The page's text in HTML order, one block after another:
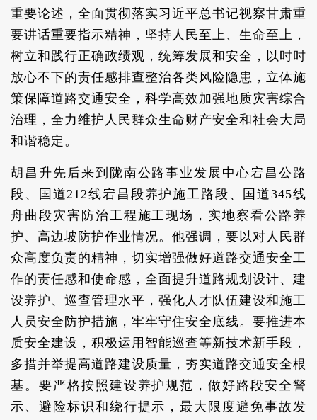
重要论述，全面贯彻落实习近平总书记视察甘肃重
要讲话重要指示精神，坚持人民至上、生命至上，
树立和践行正确政绩观，统筹发展和安全，以时时
放心不下的责任感排查整治各类风险隐患，立体施
策保障道路交通安全，科学高效加强地质灾害综合
治理，全力维护人民群众生命财产安全和社会大局
和谐稳定。
胡昌升先后来到陇南公路事业发展中心宕昌公路
段、国道212线宕昌段养护施工路段、国道345线
舟曲段灾害防治工程施工现场，实地察看公路养
护、高边坡防护作业情况。他强调，要以对人民群
众高度负责的精神，切实增强做好道路交通安全工
作的责任感和使命感，全面提升道路规划设计、建
设养护、巡查管理水平，强化人才队伍建设和施工
人员安全防护措施，牢牢守住安全底线。要推进本
质安全建设，积极运用智能巡查等新技术新手段，
多措并举提高道路建设质量，夯实道路交通安全根
基。要严格按照建设养护规范，做好路段安全警
示、避险标识和绕行提示，最大限度避免事故发